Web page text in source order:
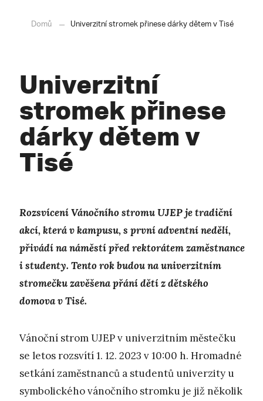
Domů Univerzitní stromek přinese dárky dětem v Tisé
Univerzitní
stromek přinese
dárky dětem v
Tisé
Rozsvícení Vánočního stromu UJEP je tradiční
akcí, která v kampusu, s první adventní nedělí,
přivádí na náměstí před rektorátem zaměstnance
i studenty. Tento rok budou na univerzitním
stromečku zavěšena přání dětí z dětského
domova v Tisé.
Vánoční strom UJEP v univerzitním městečku
se letos rozsvítí 1. 12. 2023 v 10:00 h. Hromadné
setkání zaměstnanců a studentů univerzity u
symbolického vánočního stromku je již několik